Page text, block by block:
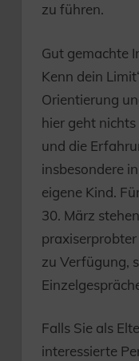
zu führen.
Gut gemachte
Kenn dein
Orientierung
hier geht
und die
insbesondere
eigene Kind.
30. März
zu Verfügung,
Falls Sie als
interessierte